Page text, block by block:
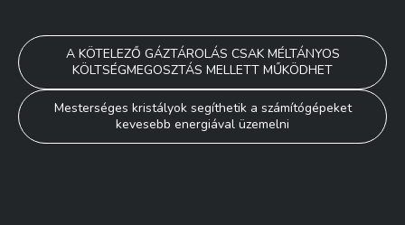
Bejegyzés
navigáció
A KÖTELEZŐ GÁZTÁROLÁS CSAK MÉLTÁNYOS
KÖLTSÉGMEGOSZTÁS MELLETT MŰKÖDHET
Mesterséges kristályok segíthetik a számítógépeket
kevesebb energiával üzemelni